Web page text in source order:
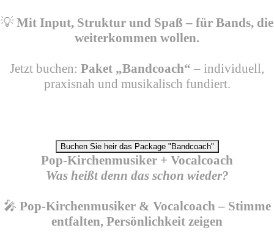
💡Mit Input, Struktur und Spaß – für Bands, die
weiterkommen wollen.
Jetzt buchen: Paket „Bandcoach“ – individuell,
praxisnah und musikalisch fundiert.
Buchen Sie heir das Package "Bandcoach"
Pop-Kirchenmusiker + Vocalcoach
Was heißt denn das schon wieder?
🎤 Pop-Kirchenmusiker & Vocalcoach – Stimme
entfalten, Persönlichkeit zeigen